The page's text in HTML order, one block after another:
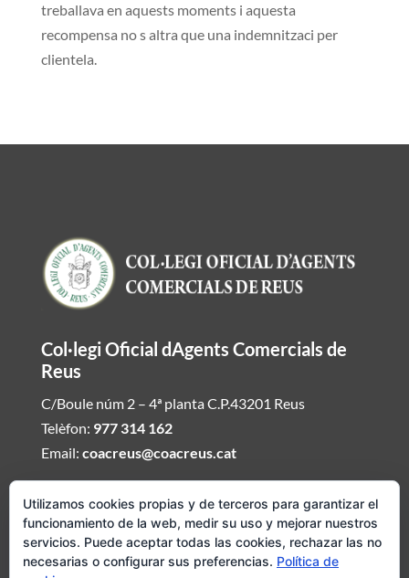
treballava en aquests moments i aquesta
recompensa no s altra que una indemnitzaci per
clientela.
Col·legi Oficial dAgents Comercials de
Reus
C/Boule núm 2 – 4ª planta C.P.43201 Reus
Telèfon: 977 314 162
Email: coacreus@coacreus.cat
Horari del Col·legi dAgents Comercials
De dilluns a divendres de 16:00h a 19:30h
Si desitjeu ser atesos fora daquest envieu mail demanat hora i
Utilizamos cookies propias y de terceros para garantizar el
funcionamiento de la web, medir su uso y mejorar nuestros
servicios. Puede aceptar todas las cookies, rechazar las no
necesarias o configurar sus preferencias. Política de